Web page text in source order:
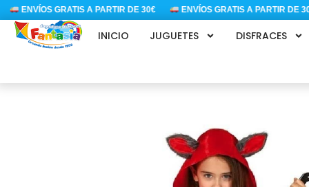
contenido
ENVÍOS GRATIS A PARTIR DE 30€ ENVÍOS GRATIS A PARTIR DE 30€
INICIO JUGUETES DISFRACES